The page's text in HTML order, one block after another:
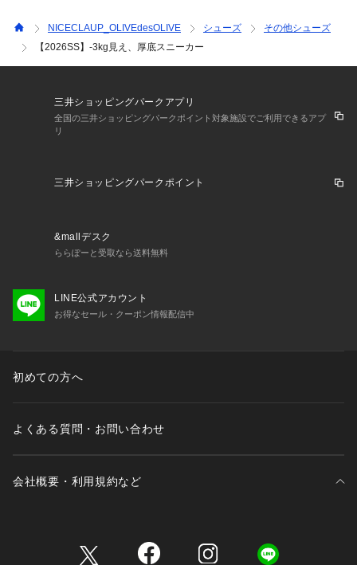
お色の違いがございますことをあらかじめご了承くださいま
せ。
NICECLAUP_OLIVEdesOLIVE シューズ
その他シューズ
【2026SS】-3kg見え、厚底スニーカー
三井ショッピングパークアプリ
全国の三井ショッピングパークポイント対象施設でご利用できるアプ
リ
三井ショッピングパークポイント
&mallデスク
ららぽーと受取なら送料無料
LINE公式アカウント
お得なセール・クーポン情報配信中
初めての方へ
よくある質問・お問い合わせ
会社概要・利用規約など